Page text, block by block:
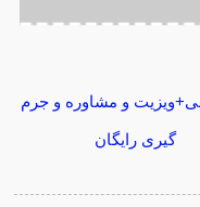
و مشاوره و جرم
گیری رایگان